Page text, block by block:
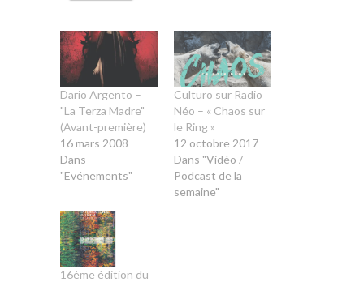
Dario Argento –
"La Terza Madre"
(Avant-première)
16 mars 2008
Dans
"Evénements"
Culturo sur Radio
Néo – « Chaos sur
le Ring »
12 octobre 2017
Dans "Vidéo /
Podcast de la
semaine"
16ème édition du